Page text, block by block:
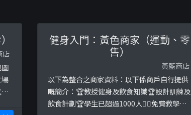
店
健身入門：黃色商家（運動、零
售）
黃藍商店
以下為整合之商家資料：以下係商戶自行提供
嘅簡介：🏆教授健身及飲食知識🏆設計訓練及
飲食計劃🏆學生已超過1000人👇🏻免費教學文